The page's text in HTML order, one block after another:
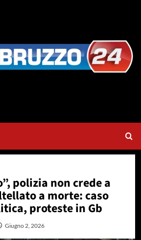
polizia non crede a
a morte: caso
proteste in Gb
Giugno 2, 2026